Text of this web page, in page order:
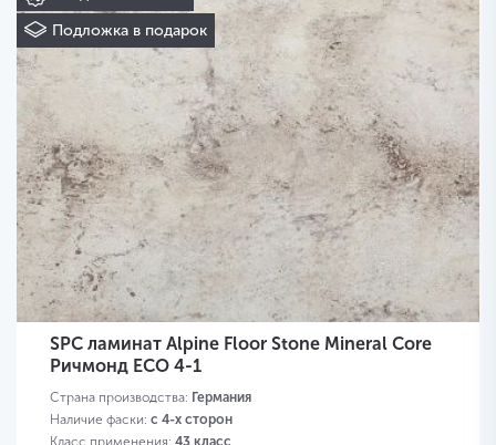
Подложка в подарок
SPC ламинат Alpine Floor Stone Mineral Core
Ричмонд ЕСО 4-1
Страна производства: Германия
Наличие фаски: с 4-х сторон